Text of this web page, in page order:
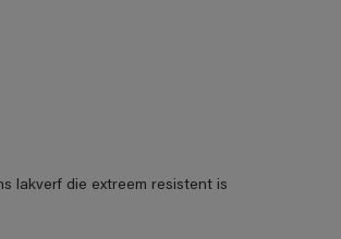
lakverf die extreem resistent is